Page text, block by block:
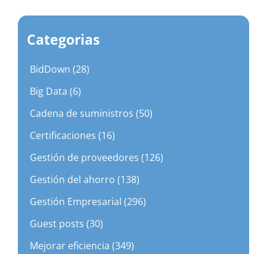
Categorias
BidDown (28)
Big Data (6)
Cadena de suministros (50)
Certificaciones (16)
Gestión de proveedores (126)
Gestión del ahorro (138)
Gestión Empresarial (296)
Guest posts (30)
Mejorar eficiencia (349)